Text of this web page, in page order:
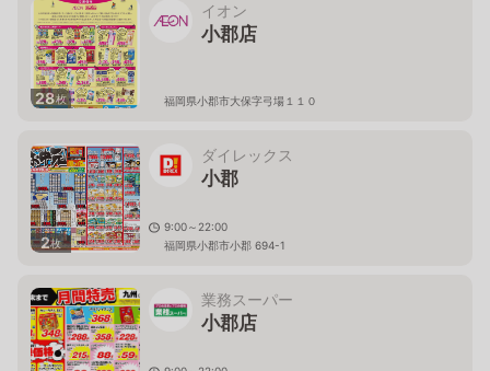
28枚
イオン
小郡店
福岡県小郡市大保字弓場１１０
2枚
ダイレックス
小郡
9:00～22:00
福岡県小郡市小郡 694-1
業務スーパー
小郡店